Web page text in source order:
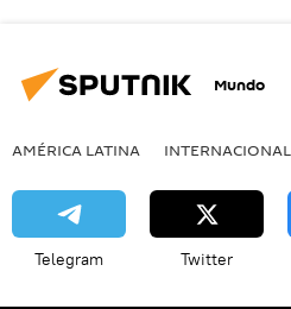
Mundo
AMÉRICA LATINA INTERNACIONAL
Telegram Twitter